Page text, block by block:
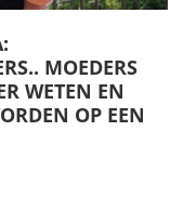
MOEDERS
WETEN EN
OP EEN